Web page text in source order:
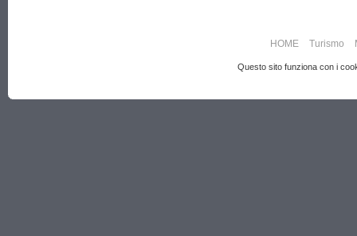
HOME Turismo
Questo sito funziona con i